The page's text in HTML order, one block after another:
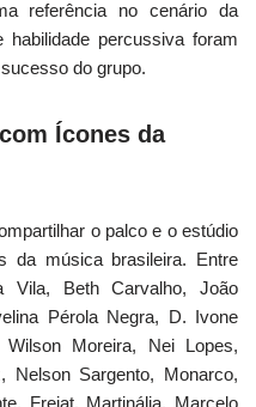
referência no cenário da
percussiva foram
do grupo.
Ícones da
o palco e o estúdio
da música brasileira. Entre
Vila, Beth Carvalho, João
Pérola Negra, D. Ivone
Moreira, Nei Lopes,
Nelson Sargento, Monarco,